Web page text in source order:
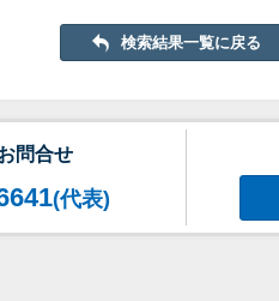
検索結果一覧に戻る
問合せ
(代表)